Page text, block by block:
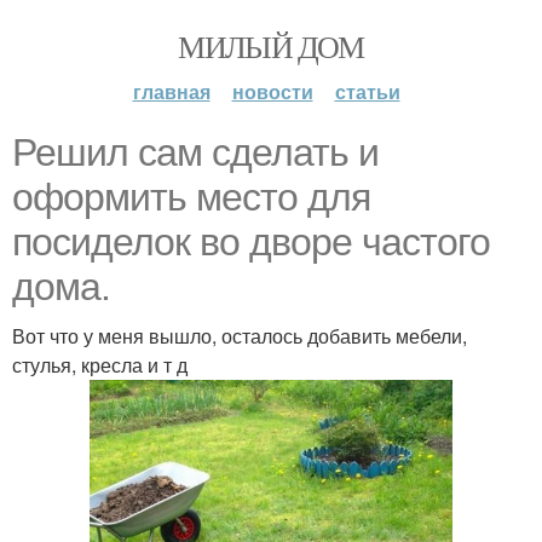
МИЛЫЙ ДОМ
главная новости статьи
Решил сам сделать и
оформить место для
посиделок во дворе частого
дома.
Вот что у меня вышло, осталось добавить мебели,
стулья, кресла и т д